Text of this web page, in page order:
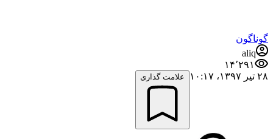
گوناگون
aliq
۱۴٬۲۹۱
۲۸ تیر ۱۳۹۷،‏ ۱۰:۱۷
علامت گذاری